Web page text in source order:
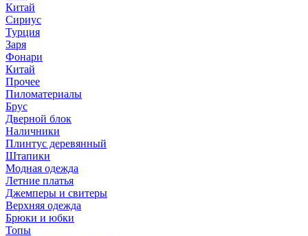
Китай
Сириус
Турция
Заря
Фонари
Китай
Прочее
Пиломатериалы
Брус
Дверной блок
Наличники
Плинтус деревянный
Штапики
Модная одежда
Летние платья
Джемперы и свитеры
Верхняя одежда
Брюки и юбки
Топы